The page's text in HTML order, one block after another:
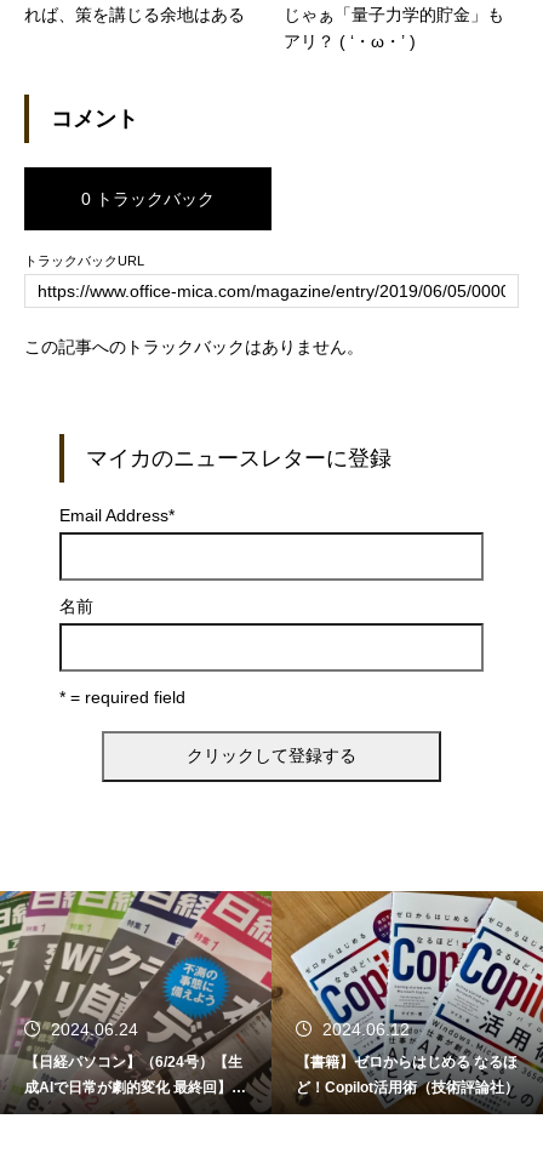
れば、策を講じる余地はある
じゃぁ「量子力学的貯金」も
アリ？ ( ‘・ω・’ )
コメント
0 トラックバック
トラックバックURL
この記事へのトラックバックはありません。
マイカのニュースレターに登録
Email Address*
名前
* = required field
2024.06.24
【日経パソコン】（6/24号）【生
成AIで日常が劇的変化 最終回】 A
I時代のアプリケーション／サービ
2024.06.12
【書籍】ゼロからはじめる なるほ
ど！Copilot活用術（技術評論社）